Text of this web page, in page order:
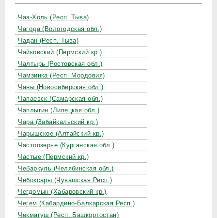
Чаа-Холь (Респ. Тыва)
Чагода (Вологодская обл.)
Чадан (Респ. Тыва)
Чайковский (Пермский кр.)
Чалтырь (Ростовская обл.)
Чамзинка (Респ. Мордовия)
Чаны (Новосибирская обл.)
Чапаевск (Самарская обл.)
Чаплыгин (Липецкая обл.)
Чара (Забайкальский кр.)
Чарышское (Алтайский кр.)
Частоозерье (Курганская обл.)
Частые (Пермский кр.)
Чебаркуль (Челябинская обл.)
Чебоксары (Чувашская Респ.)
Чегдомын (Хабаровский кр.)
Чегем (Кабардино-Балкарская Респ.)
Чекмагуш (Респ. Башкортостан)